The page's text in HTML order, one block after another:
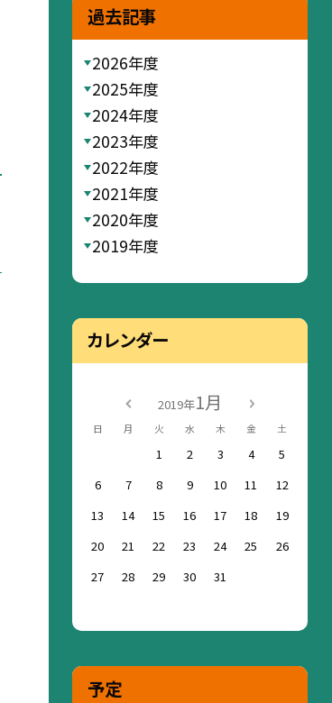
過去記事
2026年度
2025年度
2024年度
2023年度
2022年度
2021年度
2020年度
2019年度
カレンダー
2019年1月
日 月 火 水 木 金 土
1 2 3 4
5
6
7 8 9 10 11
12
13
14 15 16 17 18
19
20
21 22 23 24 25
26
27
28 29 30 31
予定